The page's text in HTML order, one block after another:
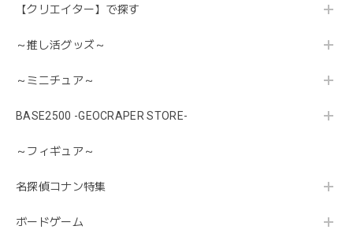
【クリエイター】で探す
～推し活グッズ～
～ミニチュア～
BASE2500 -GEOCRAPER STORE-
～フィギュア～
名探偵コナン特集
ボードゲーム